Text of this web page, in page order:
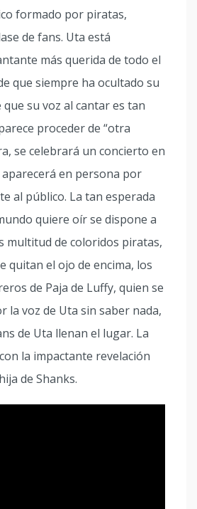
formado por piratas,
de fans. Uta está
más querida de todo el
que siempre ha ocultado su
que su voz al cantar es tan
proceder de “otra
se celebrará un concierto en
en persona por
al público. La tan esperada
quiere oír se dispone a
multitud de coloridos piratas,
quitan el ojo de encima, los
de Paja de Luffy, quien se
la voz de Uta sin saber nada,
de Uta llenan el lugar. La
la impactante revelación
de Shanks.